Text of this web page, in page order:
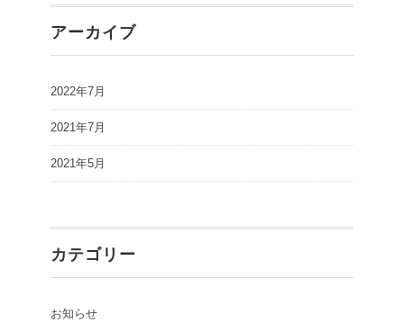
アーカイブ
2022年7月
2021年7月
2021年5月
カテゴリー
お知らせ